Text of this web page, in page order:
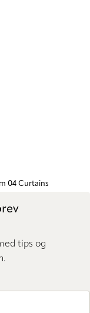
04 Curtains
tips og